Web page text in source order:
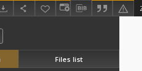
Files list